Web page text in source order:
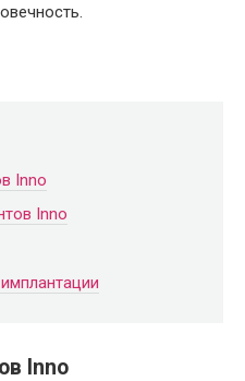
Inno
Inno
Inno